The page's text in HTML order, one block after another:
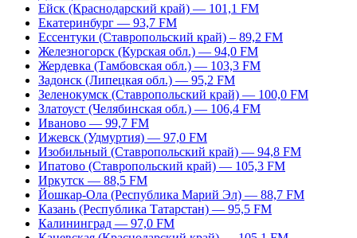
Ейск (Краснодарский край) — 101,1 FM
Екатеринбург — 93,7 FM
Ессентуки (Ставропольский край) – 89,2 FM
Железногорск (Курская обл.) — 94,0 FM
Жердевка (Тамбовская обл.) — 103,3 FM
Задонск (Липецкая обл.) — 95,2 FM
Зеленокумск (Ставропольский край) — 100,0 FM
Златоуст (Челябинская обл.) — 106,4 FM
Иваново — 99,7 FM
Ижевск (Удмуртия) — 97,0 FM
Изобильный (Ставропольский край) — 94,8 FM
Ипатово (Ставропольский край) — 105,3 FM
Иркутск — 88,5 FM
Йошкар-Ола (Республика Марий Эл) — 88,7 FM
Казань (Республика Татарстан) — 95,5 FM
Калининград — 97,0 FM